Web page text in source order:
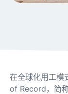
在全球化用工模
of Record，简